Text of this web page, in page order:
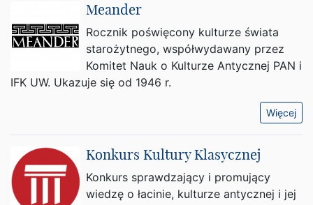
Meander
Rocznik poświęcony kulturze świata
starożytnego, współwydawany przez
Komitet Nauk o Kulturze Antycznej PAN i
IFK UW. Ukazuje się od 1946 r.
Więcej
Konkurs Kultury Klasycznej
Konkurs sprawdzający i promujący
wiedzę o łacinie, kulturze antycznej i jej